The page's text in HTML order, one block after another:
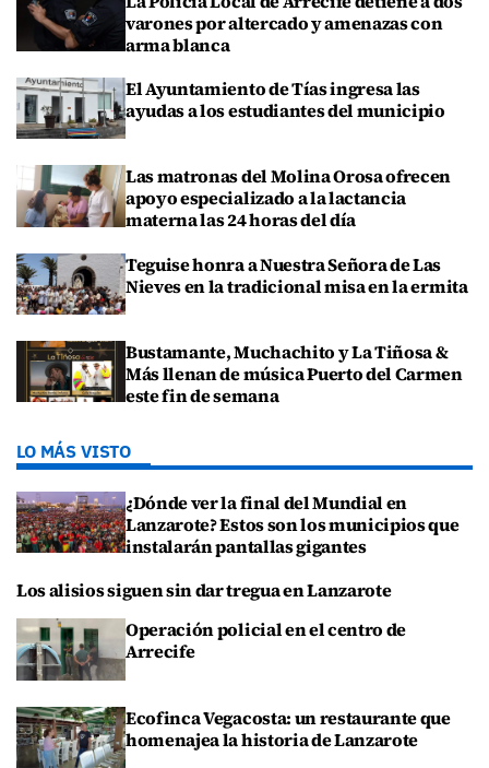
varones por altercado y amenazas con
arma blanca
El Ayuntamiento de Tías ingresa las
ayudas a los estudiantes del municipio
Las matronas del Molina Orosa ofrecen
apoyo especializado a la lactancia
materna las 24 horas del día
Teguise honra a Nuestra Señora de Las
Nieves en la tradicional misa en la ermita
Bustamante, Muchachito y La Tiñosa &
Más llenan de música Puerto del Carmen
este fin de semana
LO MÁS VISTO
¿Dónde ver la final del Mundial en
Lanzarote? Estos son los municipios que
instalarán pantallas gigantes
Los alisios siguen sin dar tregua en Lanzarote
Operación policial en el centro de
Arrecife
Ecofinca Vegacosta: un restaurante que
homenajea la historia de Lanzarote